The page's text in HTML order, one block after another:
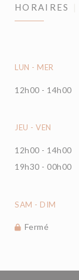
HORAIRES
LUN - MER
12h00 - 14h00
JEU - VEN
12h00 - 14h00
19h30 - 00h00
SAM - DIM
Fermé